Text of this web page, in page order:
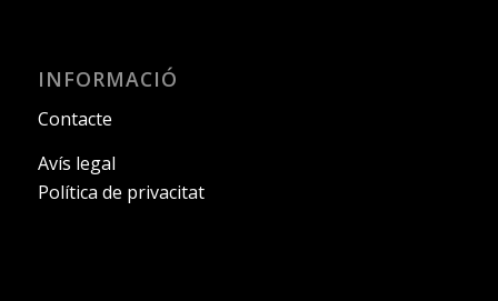
INFORMACIÓ
Contacte
Avís legal
Política de privacitat